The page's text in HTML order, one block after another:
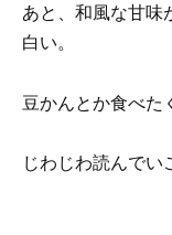
あと、和風な甘味
白い。
豆かんとか食べた
じわじわ読んでい